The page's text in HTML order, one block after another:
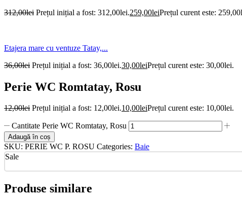
312,00lei Prețul inițial a fost: 312,00lei.259,00leiPrețul curent este:
Etajera mare cu ventuze Tatay,...
36,00lei Prețul inițial a fost: 36,00lei.30,00leiPrețul curent este: 30,00lei.
Perie WC Romtatay, Rosu
12,00lei Prețul inițial a fost: 12,00lei.10,00leiPrețul curent este: 10,00lei.
Cantitate Perie WC Romtatay, Rosu
Adaugă în coș
SKU: PERIE WC P. ROSU Categories: Baie
Sale
Produse similare